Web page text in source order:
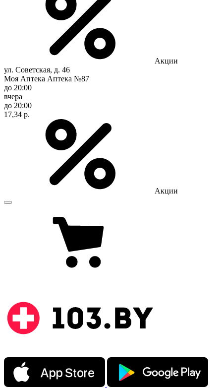
Акции
ул. Советская, д. 46
Моя Аптека Аптека №87
до 20:00
вчера
до 20:00
17,34 р.
Акции